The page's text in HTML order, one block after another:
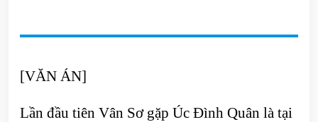
[VĂN ÁN]
Lần đầu tiên Vân Sơ gặp Úc Đình Quân là tại